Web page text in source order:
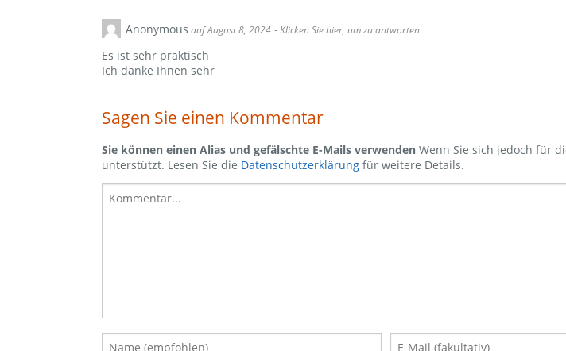
Anonymous auf August 8, 2024 - Klicken Sie hier, um zu antworten
Es ist sehr praktisch
Ich danke Ihnen sehr
Sagen Sie einen Kommentar
Sie können einen Alias und gefälschte E-Mails verwenden Wenn Sie sich jedoch für
unterstützt. Lesen Sie die Datenschutzerklärung für weitere Details.